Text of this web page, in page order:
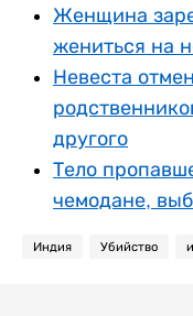
Женщина
жениться на
Невеста
другого
Тело
чемодане,
Индия Убийство